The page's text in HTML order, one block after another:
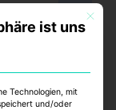
Mit
ist uns
Technologien, mit
und/oder